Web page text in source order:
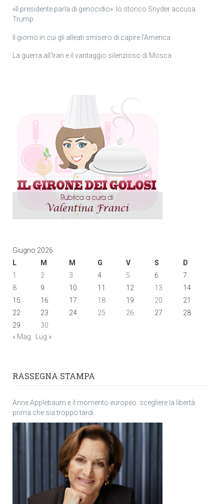
«Il presidente parla di genocidio»: lo storico Snyder accusa
Trump
Il giorno in cui gli alleati smisero di capire l’America
La guerra all’Iran e il vantaggio silenzioso di Mosca
Giugno 2026
L
M M G V S
D
1
2 3 4 5 6
7
8
9 10 11 12 13
14
15
16 17 18 19 20
21
22
23 24 25 26 27
28
29
30
« Mag
Lug »
RASSEGNA STAMPA
Anne Applebaum e il momento europeo: scegliere la libertà
prima che sia troppo tardi